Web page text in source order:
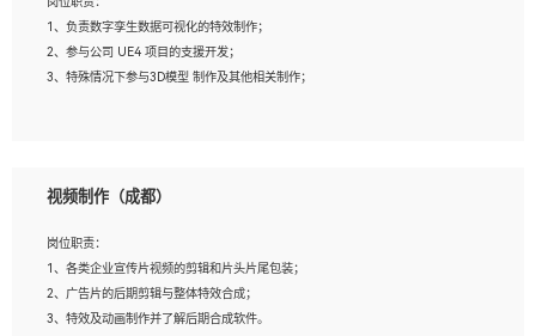
4、有良好的沟通能力和团队合作意识；
5、开发过 HoloLens 程序者优先。
1、负责数字孪生数据可视化的特效制作；
2、参与公司 UE4 项目的支援开发；
3、特殊情况下参与3D模型 制作及其他相关制作；
上；
3、想象力丰富, 有一定的艺术审美深度；
4、有良好的场景特效搭建功底；
5、熟悉 3Ds Max 或者 Maya；
6、有良好的沟通能力和团队合作意识；
视频制作（成都）
岗位职责：
1、各类企业宣传片视频的剪辑和片头片尾包装；
2、广告片的后期剪辑与整体特效合成；
3、特效及动画制作并了解后期合成软件。